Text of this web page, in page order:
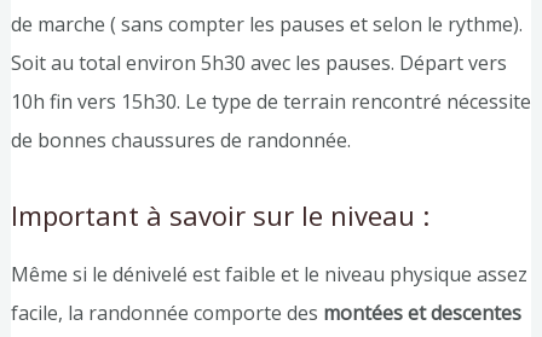
de marche ( sans compter les pauses et selon le rythme).
Soit au total environ 5h30 avec les pauses. Départ vers
10h fin vers 15h30. Le type de terrain rencontré nécessite
de bonnes chaussures de randonnée.
Important à savoir sur le niveau :
Même si le dénivelé est faible et le niveau physique assez
facile, la randonnée comporte des montées et descentes